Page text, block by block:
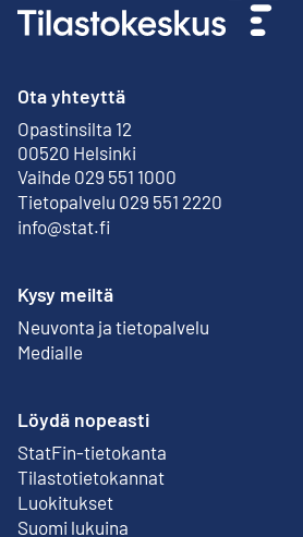
Ota yhteyttä
Opastinsilta 12
00520 Helsinki
Ulkoinen linkki
Vaihde 029 551 1000
Tietopalvelu 029 551 2220
info@stat.fi
Kysy meiltä
Neuvonta ja tietopalvelu
Medialle
Löydä nopeasti
StatFin-tietokanta
Ulkoinen linkki
Tilastotietokannat
Luokitukset
Suomi lukuina